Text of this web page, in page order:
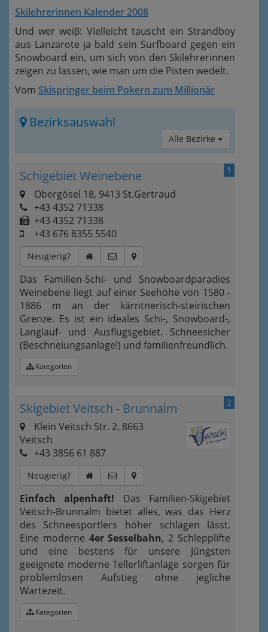
Skilehrerinnen Kalender 2008
Und wer weiβ: Vielleicht tauscht ein Strandboy
aus Lanzarote ja bald sein Surfboard gegen ein
Snowboard ein, um sich von den Skilehrerinnen
zeigen zu lassen, wie man um die Pisten wedelt.
Vom Skispringer beim Pokern zum Millionär
Bezirksauswahl
Alle Bezirke
1
Schigebiet Weinebene
Obergösel 18, 9413 St.Gertraud
+43 4352 71338
+43 4352 71338
+43 676 8355 5540
Neugierig?
Das Familien-Schi- und Snowboardparadies
Weinebene liegt auf einer Seehöhe von 1580 -
1886 m an der kärntnerisch-steirischen
Grenze. Es ist ein ideales Schi-, Snowboard-,
Langlauf- und Ausflugsgebiet. Schneesicher
(Beschneiungsanlage!) und familienfreundlich.
Kategorien
2
Skigebiet Veitsch - Brunnalm
Klein Veitsch Str. 2, 8663
Veitsch
+43 3856 61 887
Neugierig?
Einfach alpenhaft! Das Familien-Skigebiet
Veitsch-Brunnalm bietet alles, was das Herz
des Schneesportlers höher schlagen lässt.
Eine moderne 4er Sesselbahn, 2 Schlepplifte
und eine bestens für unsere Jüngsten
geeignete moderne Tellerliftanlage sorgen für
problemlosen Aufstieg ohne jegliche
Wartezeit.
Kategorien